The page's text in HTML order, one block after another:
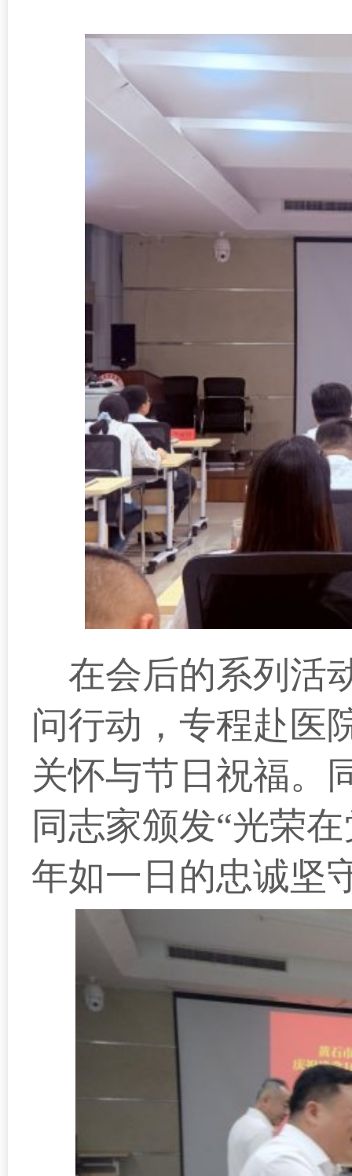
在会后的系列活
问行动，专程赴医
关怀与节日祝福。
同志家颁发“光荣
年如一日的忠诚坚